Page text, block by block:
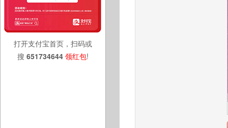
打开支付宝首页，扫码或
搜 651734644 领红包!